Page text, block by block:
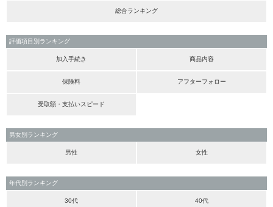
総合ランキング
評価項目別ランキング
加入手続き 商品内容
保険料 アフターフォロー
受取額・支払いスピード
男女別ランキング
男性 女性
年代別ランキング
30代 40代